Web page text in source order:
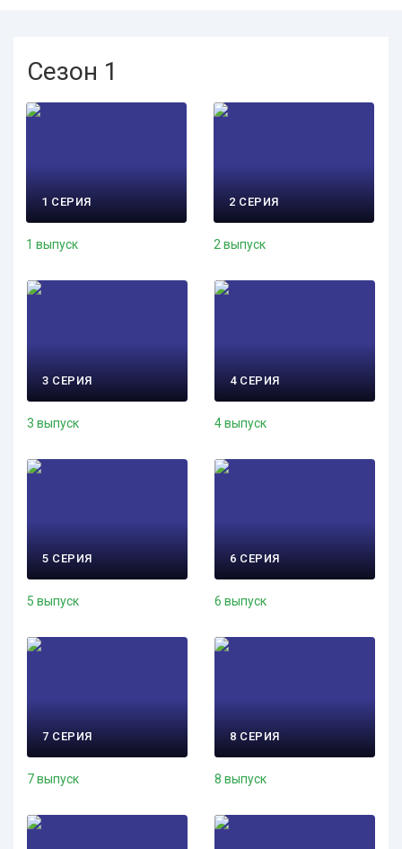
Сезон 1
1 СЕРИЯ
1 выпуск
2 СЕРИЯ
2 выпуск
3 СЕРИЯ
3 выпуск
4 СЕРИЯ
4 выпуск
5 СЕРИЯ
5 выпуск
6 СЕРИЯ
6 выпуск
7 СЕРИЯ
7 выпуск
8 СЕРИЯ
8 выпуск